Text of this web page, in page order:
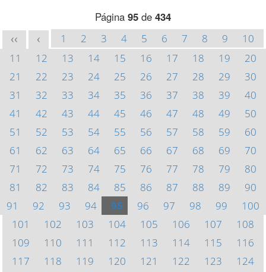
Página 95 de 434
<< < 1 2 3 4 5 6 7 8 9
10
11
12 13 14 15 16 17 18 19
20
21
22 23 24 25 26 27 28 29
30
31
32 33 34 35 36 37 38 39
40
41
42 43 44 45 46 47 48 49
50
51
52 53 54 55 56 57 58 59
60
61
62 63 64 65 66 67 68 69
70
71
72 73 74 75 76 77 78 79
80
81
82 83 84 85 86 87 88 89
90
91
92 93 94 95 96 97 98 99
100
101
102 103 104 105 106 107
108
109
110 111 112 113 114 115
116
117
118 119 120 121 122 123
124